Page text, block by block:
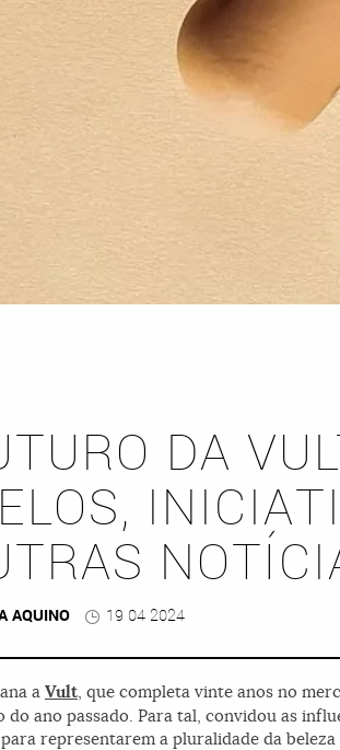
DA
AQUINO 19 04 2024
a Vult, que completa vinte anos no
do ano passado. Para tal, convidou as
representarem a pluralidade da